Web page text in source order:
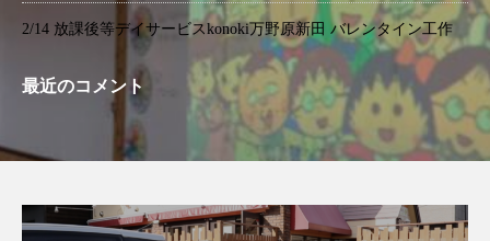
2/14 放課後等デイサービスkonoki万野原新田 バレンタイン工作
最近のコメント